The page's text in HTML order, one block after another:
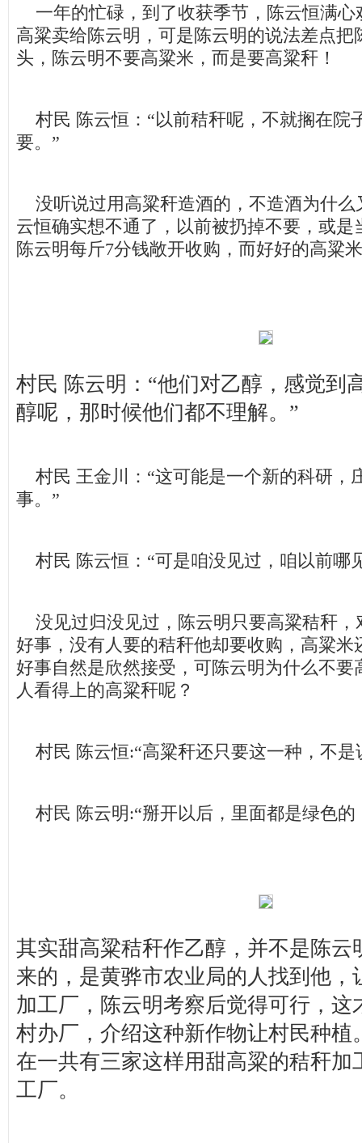
一年的忙碌，到了收获季节，陈云恒满心
高粱卖给陈云明，可是陈云明的说法差点把
头，陈云明不要高粱米，而是要高粱秆！
村民 陈云恒：“以前秸秆呢，不就搁在院
要。”
没听说过用高粱秆造酒的，不造酒为什么
云恒确实想不通了，以前被扔掉不要，或是
陈云明每斤7分钱敞开收购，而好好的高粱
村民 陈云明：“他们对乙醇，感觉到
醇呢，那时候他们都不理解。”
村民 王金川：“这可能是一个新的科研，
事。”
村民 陈云恒：“可是咱没见过，咱以前哪
没见过归没见过，陈云明只要高粱秸秆，
好事，没有人要的秸秆他却要收购，高粱米
好事自然是欣然接受，可陈云明为什么不要
人看得上的高粱秆呢？
村民 陈云恒:“高粱秆还只要这一种，不是
村民 陈云明:“掰开以后，里面都是绿色的
其实甜高粱秸秆作乙醇，并不是陈云
来的，是黄骅市农业局的人找到他，
加工厂，陈云明考察后觉得可行，这
村办厂，介绍这种新作物让村民种植
在一共有三家这样用甜高粱的秸秆加
工厂。